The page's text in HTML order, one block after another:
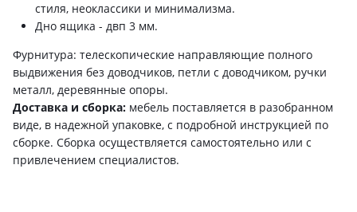
стиля, неоклассики и минимализма.
Дно ящика - двп 3 мм.
Фурнитура: телескопические направляющие полного
выдвижения без доводчиков, петли с доводчиком, ручки
металл, деревянные опоры.
Доставка и сборка: мебель поставляется в разобранном
виде, в надежной упаковке, с подробной инструкцией по
сборке. Сборка осуществляется самостоятельно или с
привлечением специалистов.